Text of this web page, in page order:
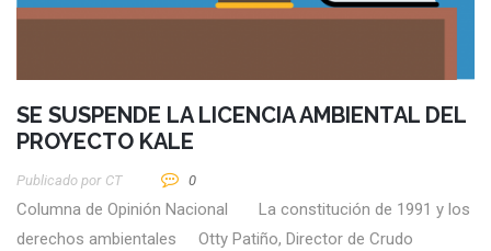
SE SUSPENDE LA LICENCIA AMBIENTAL DEL
PROYECTO KALE
Publicado por CT 0
Columna de Opinión Nacional La constitución de 1991 y los
derechos ambientales Otty Patiño, Director de Crudo